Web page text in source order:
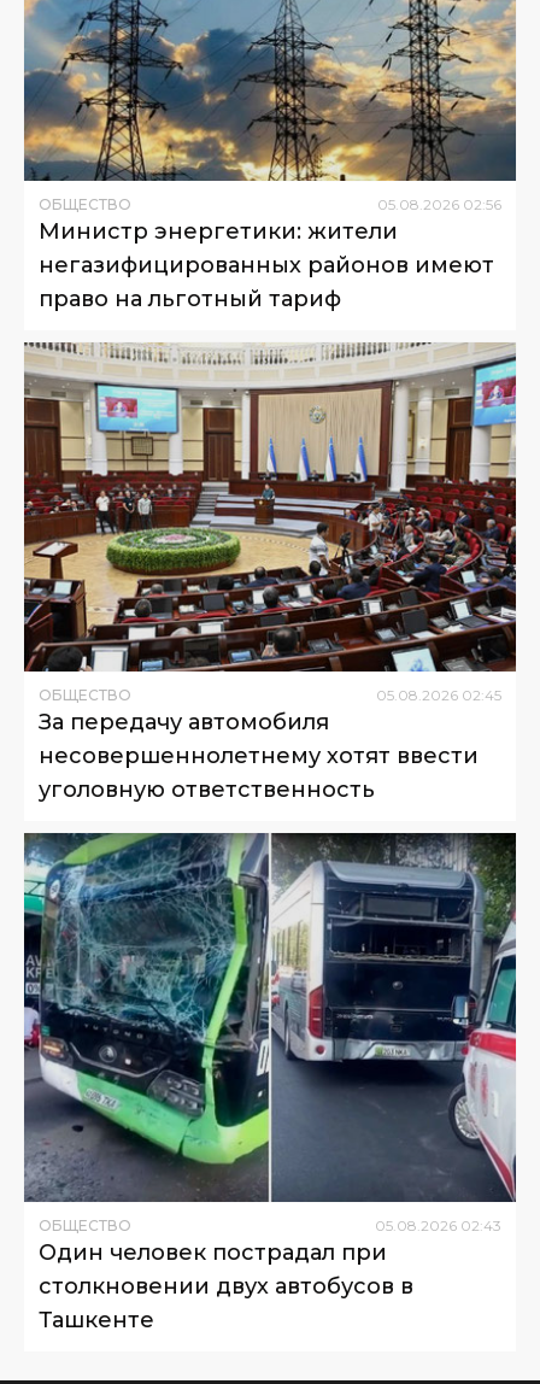
ОБЩЕСТВО 05.08.2026 02:56
Министр энергетики: жители
негазифицированных районов имеют
право на льготный тариф
ОБЩЕСТВО 05 08 2026 02:45
За передачу автомобиля
несовершеннолетнему хотят ввести
уголовную ответственность
ОБЩЕСТВО 05 08 2026 02:43
Один человек пострадал при
столкновении двух автобусов в
Ташкенте